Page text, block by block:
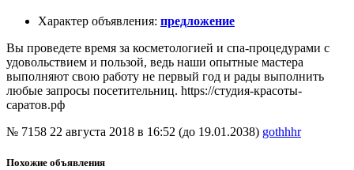
Характер объявления: предложение
Вы проведете время за косметологией и спа-процедурами с
удовольствием и пользой, ведь наши опытные мастера
выполняют свою работу не первый год и рады выполнить
любые запросы посетительниц. https://студия-красоты-
саратов.рф
№ 7158 22 августа 2018 в 16:52 (до 19.01.2038) gothhhr
Похожие объявления